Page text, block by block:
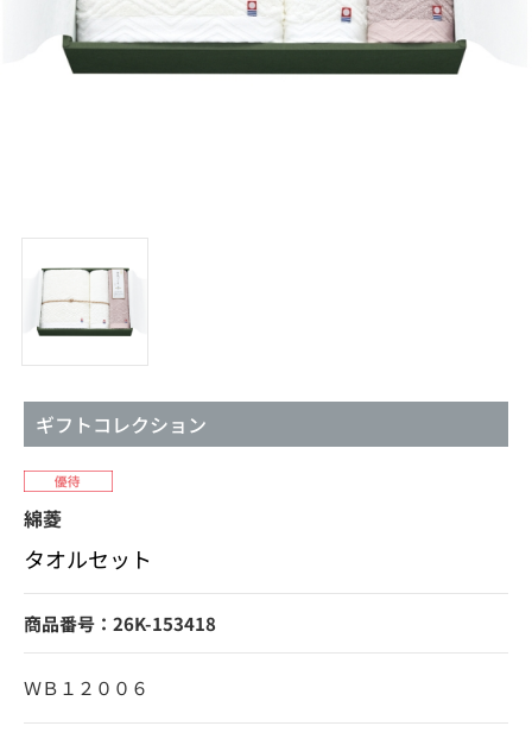
ギフトコレクション
綿菱
タオルセット
商品番号：26K-153418
ＷＢ１２００６